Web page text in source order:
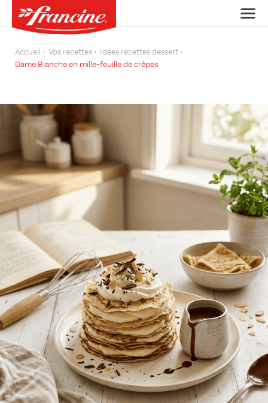
Accueil Vos recettes
Idées recettes dessert
Dame Blanche en mille-feuille de crêpes